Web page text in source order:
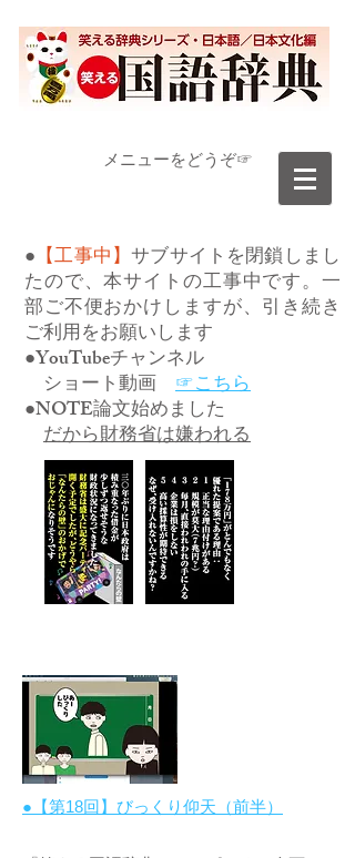
​メニューをどうぞ☞
● 【工事中】サブサイトを閉鎖しまし
たので、本サイトの工事中です。一
部ご不便おかけしますが、引き続き
ご利用をお願いします
●YouTubeチャンネル
ショート動画 ☞こちら
●NOTE論文始めました
だから財務省は嫌われる
●【第18回】びっくり仰天（前半）